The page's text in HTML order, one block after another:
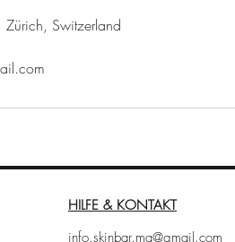
Zürich, Switzerland
HILFE & KONTAKT
info.skinbar.ma@gmail.com